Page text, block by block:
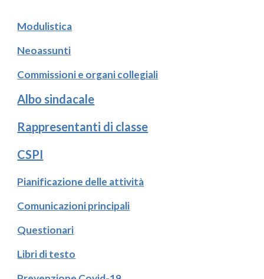
Modulistica
Neoassunti
Commissioni e organi collegiali
Albo sindacale
Rappresentanti di classe
CSPI
Pianificazione delle attività
Comunicazioni principali
Questionari
Libri di testo